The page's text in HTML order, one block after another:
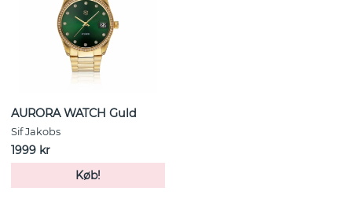
AURORA WATCH Guld
Sif Jakobs
1999 kr
Køb!